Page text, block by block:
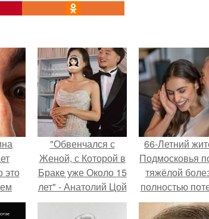
это
"Обвенчался с
Женой, с Которой в
Браке уже Около 15
лет" - Анатолий Цой
удивил
поклонников
66-Летний
Подмосковья
тяжёлой
полностью
потенцию,
решил